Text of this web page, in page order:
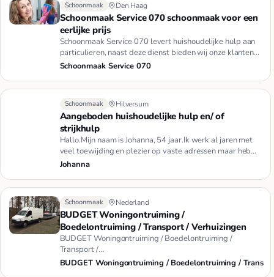
Schoonmaak Den Haag
Schoonmaak Service 070 schoonmaak voor een
eerlijke prijs
Schoonmaak Service 070 levert huishoudelijke hulp aan
particulieren, naast deze dienst bieden wij onze klanten
ook een s…
Schoonmaak Service 070
Schoonmaak Hilversum
Aangeboden huishoudelijke hulp en/ of
strijkhulp
Hallo.Mijn naam is Johanna, 54 jaar.Ik werk al jaren met
veel toewijding en plezier op vaste adressen maar heb
nog tijd …
Johanna
Schoonmaak Nederland
BUDGET Woningontruiming /
Boedelontruiming / Transport / Verhuizingen
BUDGET Woningontruiming / Boedelontruiming /
Transport /
BUDGET Woningontruiming / Boedelontruiming / Trans